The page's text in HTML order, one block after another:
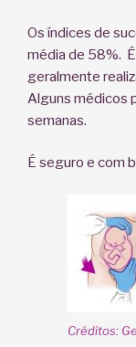
Os índices de
média de 58%.
geralmente
Alguns médicos
semanas.
É seguro e com
Créditos: